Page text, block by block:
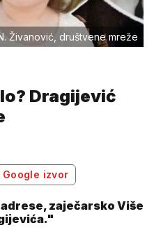
Živanović, društvene mreže
Dragijević
izvor
adrese, zaječarsko Više